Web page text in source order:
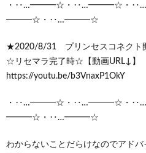
・‥…━━━☆・‥…━━━☆・
━━━☆・‥…━━━☆
★2020/8/31 プリンセスコネクト
☆リセマラ完了時☆【動画URL↓】
https://youtu.be/b3VnaxP1OkY
・‥…━━━☆・‥…━━━☆・
━━━☆・‥…━━━☆
わからないことだらけなのでアド